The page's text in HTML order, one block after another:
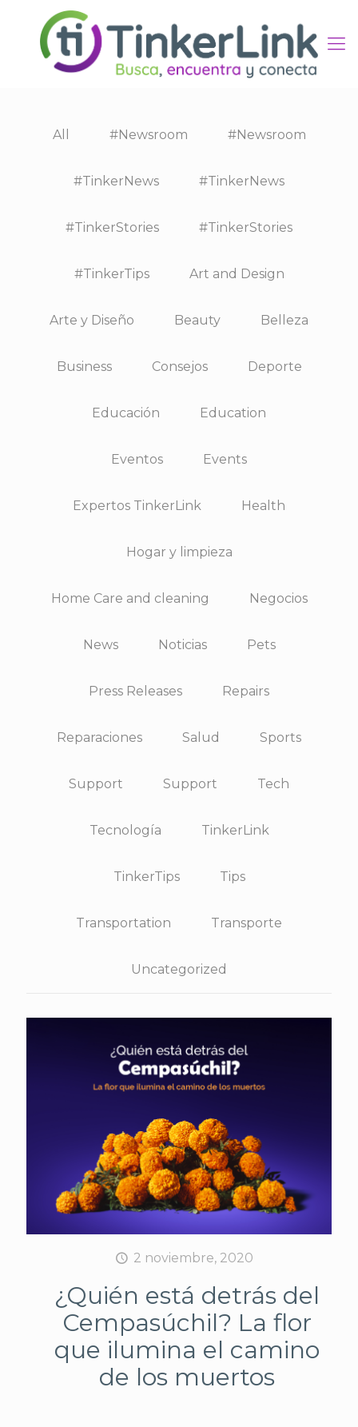
All #Newsroom #Newsroom
#TinkerNews #TinkerNews
#TinkerStories #TinkerStories
#TinkerTips Art and Design
Arte y Diseño Beauty Belleza
Business Consejos Deporte
Educación Education
Eventos Events
Expertos TinkerLink Health
Hogar y limpieza
Home Care and cleaning Negocios
News Noticias Pets
Press Releases Repairs
Reparaciones Salud Sports
Support Support Tech
Tecnología TinkerLink
TinkerTips Tips
Transportation Transporte
Uncategorized
2 noviembre, 2020
¿Quién está detrás del
Cempasúchil? La flor
que ilumina el camino
de los muertos